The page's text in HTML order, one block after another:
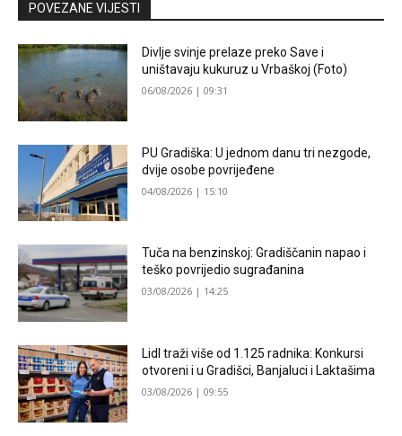
POVEZANE VIJESTI
Divlje svinje prelaze preko Save i
uništavaju kukuruz u Vrbaškoj (Foto)
06/08/2026 | 09:31
PU Gradiška: U jednom danu tri nezgode,
dvije osobe povrijeđene
04/08/2026 | 15:10
Tuča na benzinskoj: Gradiščanin napao i
teško povrijedio sugrađanina
03/08/2026 | 14:25
Lidl traži više od 1.125 radnika: Konkursi
otvoreni i u Gradišci, Banjaluci i Laktašima
03/08/2026 | 09:55